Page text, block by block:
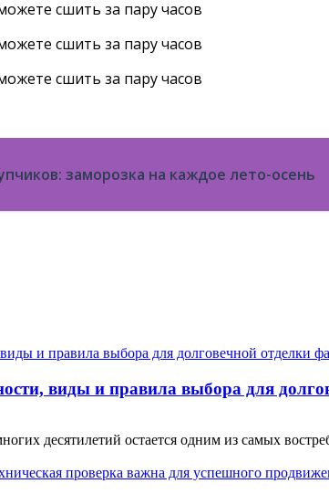
заморозка на каждое лето-осень
виды и правила выбора для
десятилетий остается одним из самых